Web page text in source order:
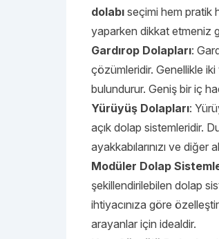
dolabı seçimi hem pratik
yaparken dikkat etmeniz
Gardırop Dolapları:
çözümleridir. Genellikle
bulundurur. Geniş bir iç
Yürüyüş Dolapları:
açık dolap sistemleridir.
ayakkabılarınızı ve diğer
Modüler Dolap
şekillendirilebilen dolap
ihtiyacınıza göre
arayanlar için idealdir.